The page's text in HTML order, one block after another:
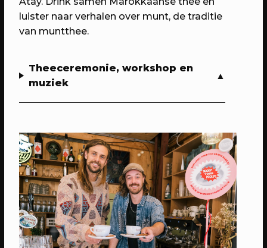
21/05/2023
Berlijnplein voor de ultieme lazy
Sunday afternoon
luister naar verhalen over munt, de traditie
van muntthee.
Theeceremonie, workshop en
muziek